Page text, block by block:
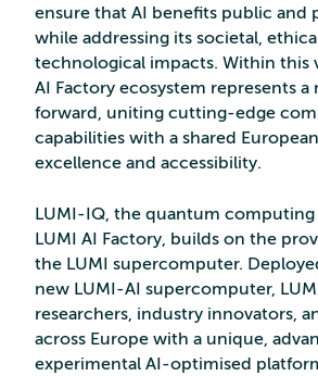
ensure that AI benefits public and
while addressing its societal,
technological impacts. Within this
AI Factory ecosystem represents a
forward, uniting cutting-edge
capabilities with a shared
excellence and accessibility.
LUMI-IQ, the quantum
LUMI AI Factory, builds on the
the LUMI supercomputer.
new LUMI-AI supercomputer,
researchers, industry innovators,
across Europe with a unique,
experimental AI-optimised